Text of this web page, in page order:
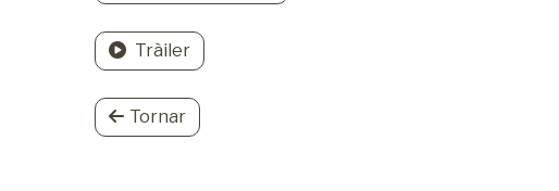
Tràiler
Tornar